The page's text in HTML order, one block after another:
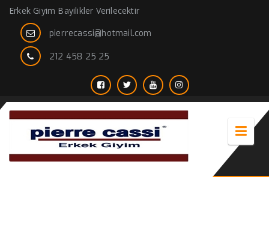
Erkek Giyim Bayilikler Verilecektir
pierrecassi@hotmail.com
212 458 25 25